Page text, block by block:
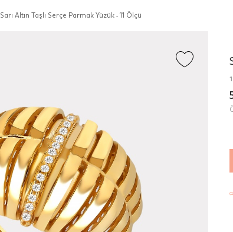
Sarı Altın Taşlı Serçe Parmak Yüzük - 11 Ölçü